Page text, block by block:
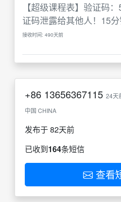
【超级课程表】验证码
证码泄露给其他人！15分
接收时间: 490天前
+86 13656367115 24天
中国 CHINA
发布于 82天前
已收到164条短信
查看